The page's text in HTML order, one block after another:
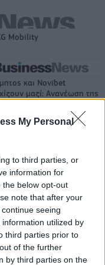
My Personal
to third parties, or
information for
the below opt-out
note that after your
seeing
utilized by
third parties prior to
of the further
by third parties on the
Mobility
και Novibet
μαζί: Ανανέωση της
σειρά δεικτών